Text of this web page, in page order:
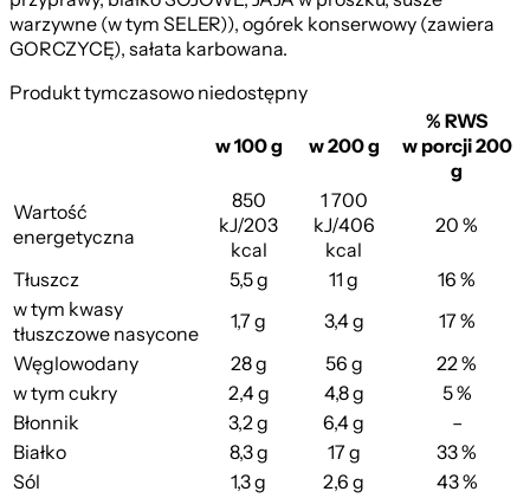
warzywne (w tym SELER)), ogórek konserwowy (zawiera
GORCZYCĘ), sałata karbowana.
Produkt tymczasowo niedostępny
w 100 g w 200 g
% RWS
w porcji 200
g
Wartość
energetyczna
850
kJ/203
kcal
1 700
kJ/406
kcal
20 %
Tłuszcz 5,5 g 11 g
16 %
w tym kwasy
tłuszczowe nasycone
1,7 g 3,4 g
17 %
Węglowodany
28 g 56 g
22 %
w tym cukry
2,4 g 4,8 g
5 %
Błonnik
3,2 g 6,4 g
–
Białko
8,3 g 17 g
33 %
Sól
1,3 g 2,6 g 43 %